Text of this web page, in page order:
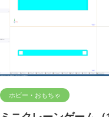
ホビー・おもちゃ